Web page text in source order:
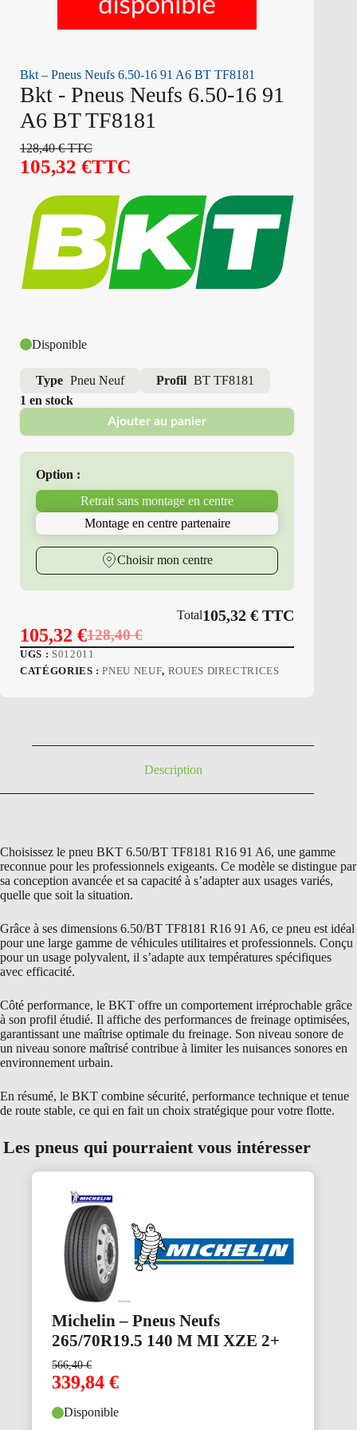
Bkt – Pneus Neufs 6.50-16 91 A6 BT TF8181
Bkt - Pneus Neufs 6.50-16 91
A6 BT TF8181
128,40€TTC
105,32 €TTC
Disponible
Type Pneu Neuf Profil BT TF8181
1 en stock
Ajouter au panier
Option :
Retrait sans montage en centre
Montage en centre partenaire
Choisir mon centre
Total105,32€ TTC
128,40€
Le
prix
105,32 €
Le
prix
UGS : S012011
CATÉGORIES :PNEU NEUF, ROUES DIRECTRICES
Description
Choisissez le pneu BKT 6.50/BT TF8181 R16 91 A6, une gamme
reconnue pour les professionnels exigeants. Ce modèle se distingue par
sa conception avancée et sa capacité à s’adapter aux usages variés,
quelle que soit la situation.
Grâce à ses dimensions 6.50/BT TF8181 R16 91 A6, ce pneu est idéal
pour une large gamme de véhicules utilitaires et professionnels. Conçu
pour un usage polyvalent, il s’adapte aux températures spécifiques
avec efficacité.
Côté performance, le BKT offre un comportement irréprochable grâce
à son profil étudié. Il affiche des performances de freinage optimisées,
garantissant une maîtrise optimale du freinage. Son niveau sonore de
un niveau sonore maîtrisé contribue à limiter les nuisances sonores en
environnement urbain.
En résumé, le BKT combine sécurité, performance technique et tenue
de route stable, ce qui en fait un choix stratégique pour votre flotte.
Les pneus qui pourraient vous intéresser
Michelin – Pneus Neufs
265/70R19.5 140 M MI XZE 2+
566,40€
339,84 €
Disponible